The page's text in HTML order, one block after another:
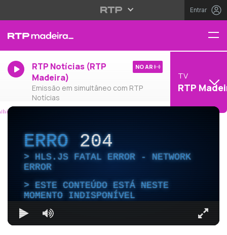
Entrar
RTP Notícias (RTP
Madeira)
Emissão em simultâneo com RTP
Notícias
NO AR
TV
RTP
ERRO204
HLS.JS FATAL ERROR - NETWORK
ERROR
ESTE CONTEÚDO ESTÁ NESTE
MOMENTO INDISPONÍVEL